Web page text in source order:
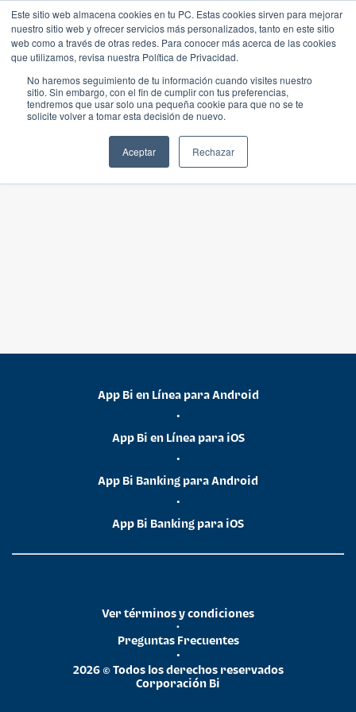
Este sitio web almacena cookies en tu PC. Estas cookies sirven para mejorar
nuestro sitio web y ofrecer servicios más personalizados, tanto en este sitio
web como a través de otras redes. Para conocer más acerca de las cookies
que utilizamos, revisa nuestra Política de Privacidad.
No haremos seguimiento de tu información cuando visites nuestro
sitio. Sin embargo, con el fin de cumplir con tus preferencias,
tendremos que usar solo una pequeña cookie para que no se te
solicite volver a tomar esta decisión de nuevo.
Aceptar Rechazar
App Bi en Línea para Android
•
App Bi en Línea para iOS
•
App Bi Banking para Android
•
App Bi Banking para iOS
2026 © Todos los derechos reservados
Corporación Bi
•
Preguntas Frecuentes
•
Ver términos y condiciones